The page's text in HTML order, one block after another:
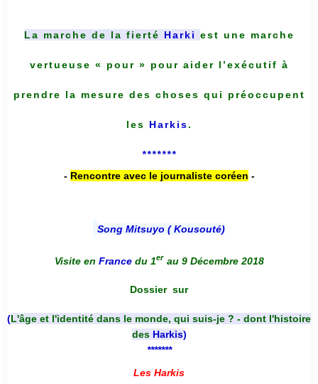
La marche de la fierté Harki est une marche
vertueuse « pour » pour aider l’exécutif à
prendre la mesure des choses qui préoccupent
les Harkis.
*******
- Rencontre avec le journaliste coréen -
Song Mitsuyo ( Kousouté)
Visite en France du 1er au 9 Décembre 2018
Dossier sur
(L'âge et l'identité dans le monde, qui suis-je ? - dont l'histoire
des Harkis)
*******
Les Harkis